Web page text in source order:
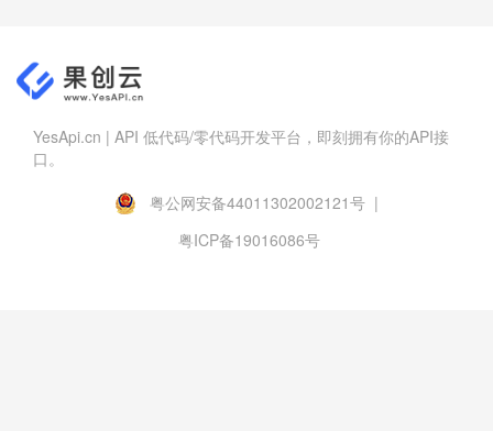
YesApi.cn | API 低代码/零代码开发平台，即刻拥有你的API接
口。
粤公网安备44011302002121号 |
粤ICP备19016086号